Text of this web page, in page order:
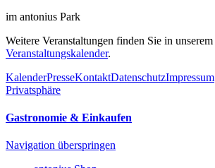
im antonius Park
Weitere Veranstaltungen finden Sie in unserem
Veranstaltungskalender.
KalenderPresseKontaktDatenschutzImpressum
Privatsphäre
Gastronomie & Einkaufen
Navigation überspringen